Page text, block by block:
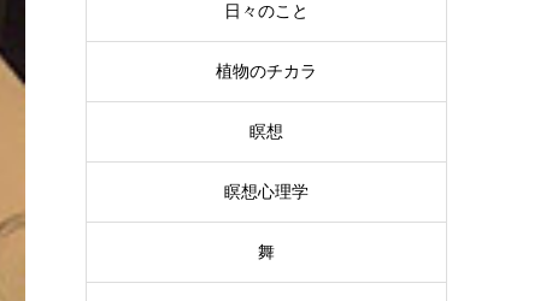
日々のこと
植物のチカラ
瞑想
瞑想心理学
舞